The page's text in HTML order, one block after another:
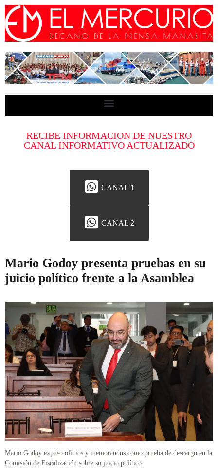
RECIBE INFORMACION DE NUESTRO
CANAL INFORMATIVO ACTUALIZADO
CANAL 1
CANAL 2
Mario Godoy presenta pruebas en su
juicio político frente a la Asamblea
Mario Godoy expuso oficios y memorandos como prueba de descargo en la
Comisión de Fiscalización sobre su juicio político.